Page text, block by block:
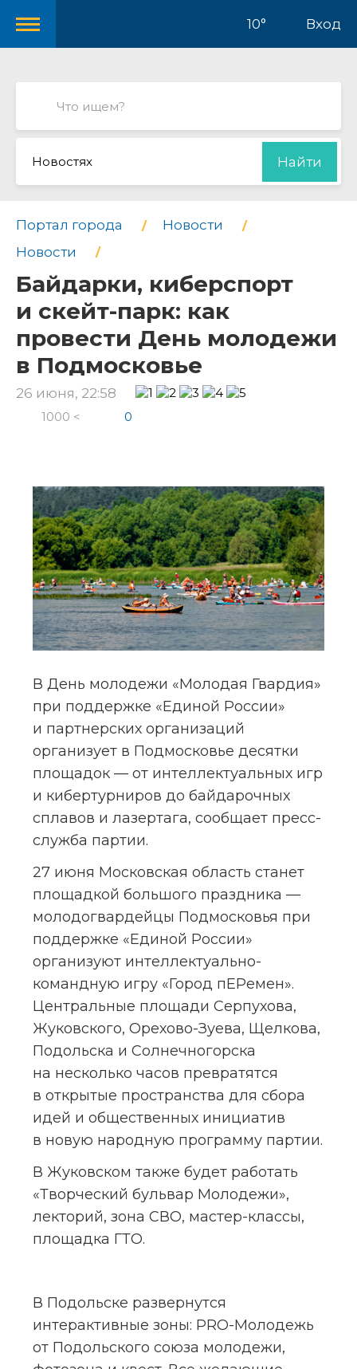
10° Вход
Новостях Найти
Портал города
Новости
Новости
Байдарки, киберспорт
и скейт-парк: как
провести День молодежи
в Подмосковье
26 июня, 22:58
1000 < 0
В День молодежи «Молодая Гвардия»
при поддержке «Единой России»
и партнерских организаций
организует в Подмосковье десятки
площадок — от интеллектуальных игр
и кибертурниров до байдарочных
сплавов и лазертага, сообщает пресс-
служба партии.
27 июня Московская область станет
площадкой большого праздника —
молодогвардейцы Подмосковья при
поддержке «Единой России»
организуют интеллектуально-
командную игру «Город пЕРемен».
Центральные площади Серпухова,
Жуковского, Орехово-Зуева, Щелкова,
Подольска и Солнечногорска
на несколько часов превратятся
в открытые пространства для сбора
идей и общественных инициатив
в новую народную программу партии.
В Жуковском также будет работать
«Творческий бульвар Молодежи»,
лекторий, зона СВО, мастер-классы,
площадка ГТО.
В Подольске развернутся
интерактивные зоны: PRO-Молодежь
от Подольского союза молодежи,